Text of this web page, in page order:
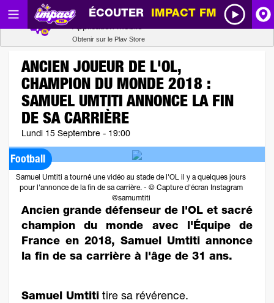
ÉCOUTER IMPACT FM
ANCIEN JOUEUR DE L'OL,
CHAMPION DU MONDE 2018 :
SAMUEL UMTITI ANNONCE LA FIN
DE SA CARRIÈRE
Lundi 15 Septembre - 19:00
Football
Samuel Umtiti a tourné une vidéo au stade de l'OL il y a quelques jours
pour l'annonce de la fin de sa carrière. - © Capture d'écran Instagram
@samumtiti
Ancien grande défenseur de l'OL et sacré
champion du monde avec l'Équipe de
France en 2018, Samuel Umtiti annonce
la fin de sa carrière à l'âge de 31 ans.
Samuel Umtiti tire sa révérence.
Radio SCOOP
Obtenir sur le Play Store
Télécharger